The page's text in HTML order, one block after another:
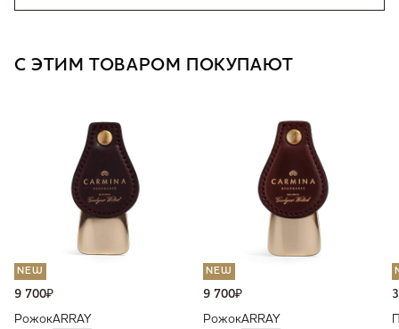
С ЭТИМ ТОВАРОМ ПОКУПАЮТ
NEW
9 700₽
РожокARRAY
NEW
9 700₽
РожокARRAY